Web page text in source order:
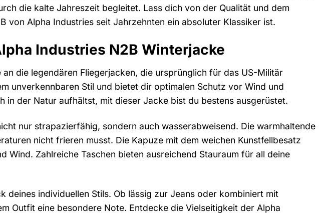
die kalte Jahreszeit begleitet. Lass dich von der Qualität und dem
von Alpha Industries seit Jahrzehnten ein absoluter Klassiker ist.
Industries N2B Winterjacke
die legendären Fliegerjacken, die ursprünglich für das US-Militär
unverkennbaren Stil und bietet dir optimalen Schutz vor Wind und
der Natur aufhältst, mit dieser Jacke bist du bestens ausgerüstet.
nur strapazierfähig, sondern auch wasserabweisend. Die warmhaltende
nicht frieren musst. Die Kapuze mit dem weichen Kunstfellbesatz
Zahlreiche Taschen bieten ausreichend Stauraum für all deine
deines individuellen Stils. Ob lässig zur Jeans oder kombiniert mit
Outfit eine besondere Note. Entdecke die Vielseitigkeit der Alpha